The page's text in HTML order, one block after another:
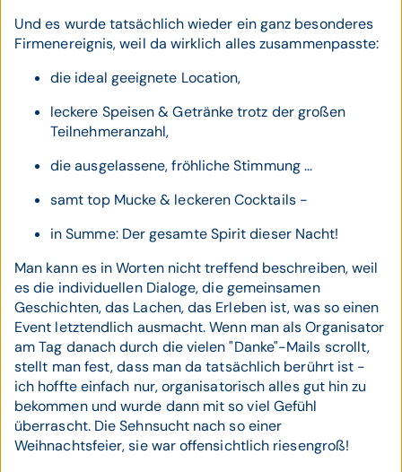
Und es wurde tatsächlich wieder ein ganz besonderes
Firmenereignis, weil da wirklich alles zusammenpasste:
die ideal geeignete Location,
leckere Speisen & Getränke trotz der großen
Teilnehmeranzahl,
die ausgelassene, fröhliche Stimmung ...
samt top Mucke & leckeren Cocktails -
in Summe: Der gesamte Spirit dieser Nacht!
Man kann es in Worten nicht treffend beschreiben, weil
es die individuellen Dialoge, die gemeinsamen
Geschichten, das Lachen, das Erleben ist, was so einen
Event letztendlich ausmacht. Wenn man als Organisator
am Tag danach durch die vielen "Danke"-Mails scrollt,
stellt man fest, dass man da tatsächlich berührt ist -
ich hoffte einfach nur, organisatorisch alles gut hin zu
bekommen und wurde dann mit so viel Gefühl
überrascht. Die Sehnsucht nach so einer
Weihnachtsfeier, sie war offensichtlich riesengroß!